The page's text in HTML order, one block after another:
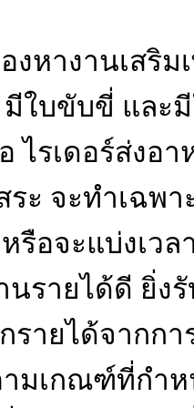
หางานเสริม
ใบขับขี่ และ
รเดอร์ส่งอา
ระ จะทำเฉพ
รือจะแบ่งเว
รายได้ดี ยิ่ง
รายได้จากก
มเกณฑ์ที่กำ